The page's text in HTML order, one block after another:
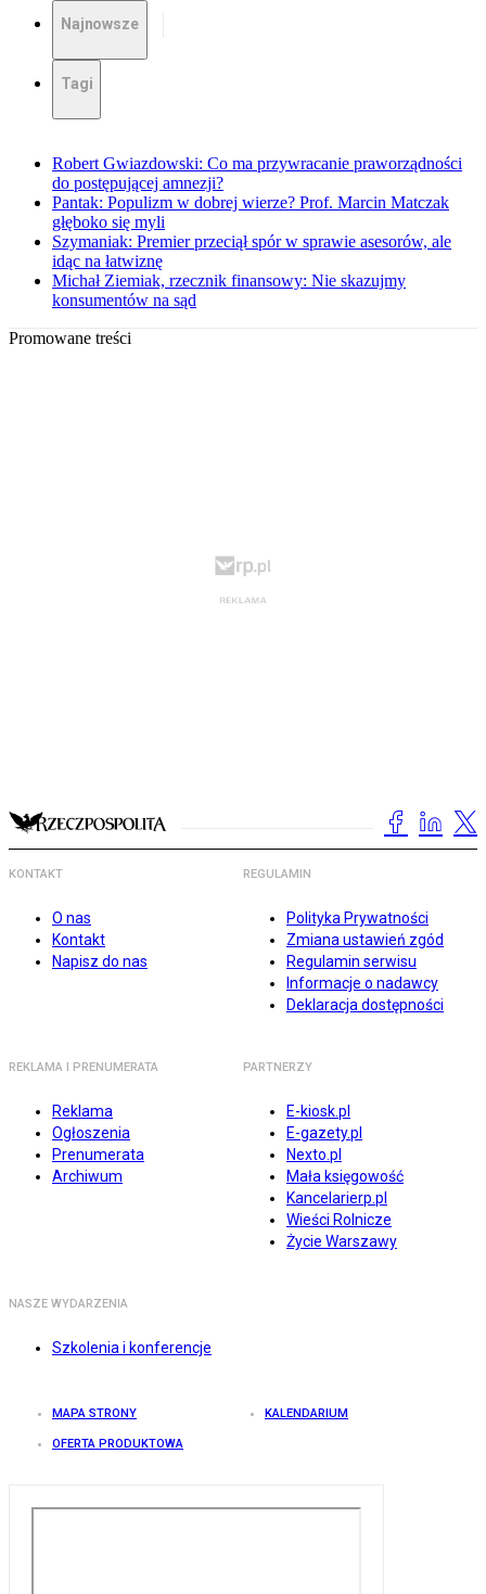
Najnowsze
Tagi
Robert Gwiazdowski: Co ma przywracanie praworządności
do postępującej amnezji?
Pantak: Populizm w dobrej wierze? Prof. Marcin Matczak
głęboko się myli
Szymaniak: Premier przeciął spór w sprawie asesorów, ale
idąc na łatwiznę
Michał Ziemiak, rzecznik finansowy: Nie skazujmy
konsumentów na sąd
Promowane treści
KONTAKT
O nas
Kontakt
Napisz do nas
REGULAMIN
Polityka Prywatności
Zmiana ustawień zgód
Regulamin serwisu
Informacje o nadawcy
Deklaracja dostępności
REKLAMA I PRENUMERATA
Reklama
Ogłoszenia
Prenumerata
Archiwum
PARTNERZY
E-kiosk.pl
E-gazety.pl
Nexto.pl
Mała księgowość
Kancelarierp.pl
Wieści Rolnicze
Życie Warszawy
NASZE WYDARZENIA
Szkolenia i konferencje
MAPA STRONY KALENDARIUM
OFERTA PRODUKTOWA